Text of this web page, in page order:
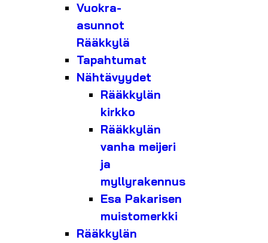
Vuokra-
asunnot
Rääkkylä
Tapahtumat
Nähtävyydet
Rääkkylän
kirkko
Rääkkylän
vanha meijeri
ja
myllyrakennus
Esa Pakarisen
muistomerkki
Rääkkylän